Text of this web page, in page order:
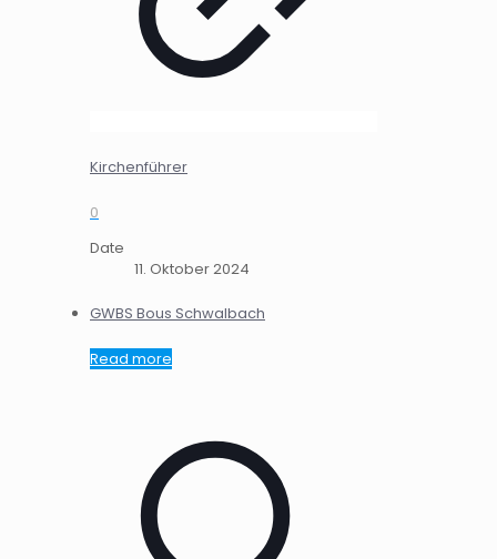
Kirchenführer
0
Date
11. Oktober 2024
GWBS Bous Schwalbach
Read more